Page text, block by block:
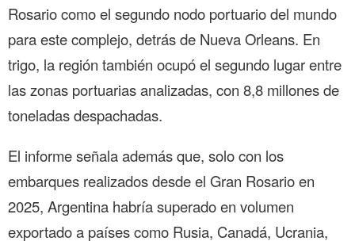
Rosario como el segundo nodo portuario del mundo
para este complejo, detrás de Nueva Orleans. En
trigo, la región también ocupó el segundo lugar entre
las zonas portuarias analizadas, con 8,8 millones de
toneladas despachadas.
El informe señala además que, solo con los
embarques realizados desde el Gran Rosario en
2025, Argentina habría superado en volumen
exportado a países como Rusia, Canadá, Ucrania,